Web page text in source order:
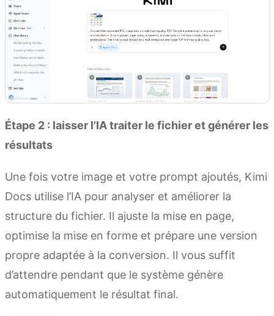
Étape 2 : laisser l’IA traiter le fichier et générer les
résultats
Une fois votre image et votre prompt ajoutés, Kimi
Docs utilise l’IA pour analyser et améliorer la
structure du fichier. Il ajuste la mise en page,
optimise la mise en forme et prépare une version
propre adaptée à la conversion. Il vous suffit
d’attendre pendant que le système génère
automatiquement le résultat final.